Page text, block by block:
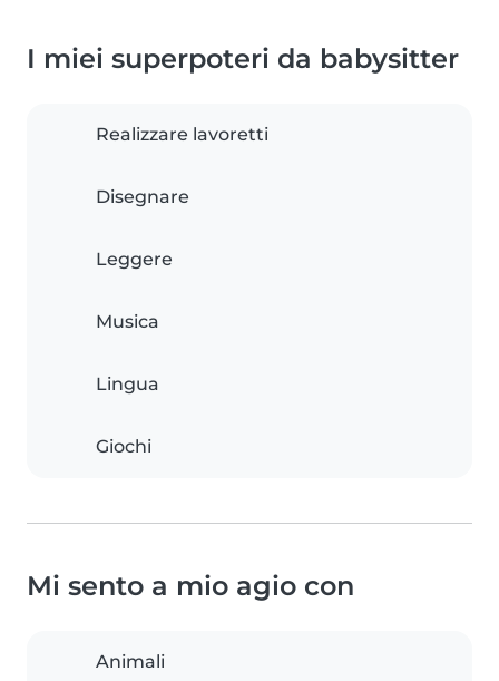
I miei superpoteri da babysitter
Realizzare lavoretti
Disegnare
Leggere
Musica
Lingua
Giochi
Mi sento a mio agio con
Animali